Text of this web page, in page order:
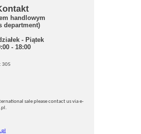
handlowym
department)
- Piątek
- 18:00
305
sale please contact us via e-